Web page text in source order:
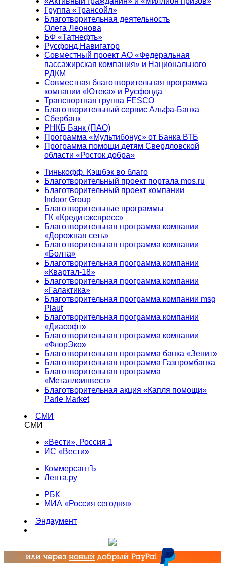
Группа «Трансойл»
Благотворительная деятельность
Олега Леонова
БФ «Татнефть»
Русфонд.Навигатор
Совместный проект АО «Федеральная
пассажирская компания» и Национального
РДКМ
Совместная благотворительная программа
компании «Ютека» и Русфонда
Транспортная группа FESCO
Благотворительный сервис Альфа-Банка
Сбербанк
РНКБ Банк (ПАО)
Программа «Мультибонус» от Банка ВТБ
Программа помощи детям Свердловской
области «Росток добра»
Тинькофф. Кэшбэк во благо
Благотворительный проект портала mos.ru
Благотворительный проект компании
Indoor Group
Благотворительные программы
ГК «Кредитэкспресс»
Благотворительная программа компании
«Дорожная сеть»
Благотворительная программа компании
«Болта»
Благотворительная программа компании
«Квартал-18»
Благотворительная программа компании
«Галактика»
Благотворительная программа компании msg
Plaut
Благотворительная программа компании
«Диасофт»
Благотворительная программа компании
«ФлорЭко»
Благотворительная программа банка «Зенит»
Благотворительная программа Газпромбанка
Благотворительная программа
«Металлоинвест»
Благотворительная акция «Капля помощи»
Parle Market
СМИ
СМИ
«Вести», Россия 1
ИС «Вести»
КоммерсантЪ
Лента.ру
РБК
МИА «Россия сегодня»
Эндаумент